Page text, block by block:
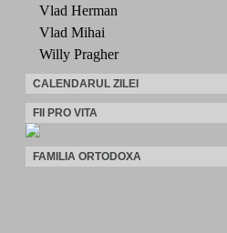
Vlad Herman
Vlad Mihai
Willy Pragher
CALENDARUL ZILEI
FII PRO VITA
FAMILIA ORTODOXA